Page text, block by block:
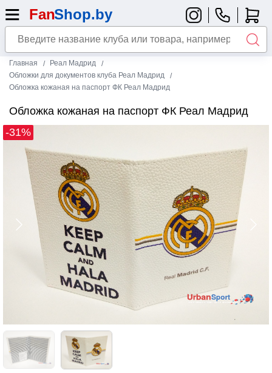
Главная
Реал Мадрид
Обложки для документов клуба Реал Мадрид
Обложка кожаная на паспорт ФК Реал Мадрид
Обложка кожаная на паспорт ФК Реал Мадрид
-31%